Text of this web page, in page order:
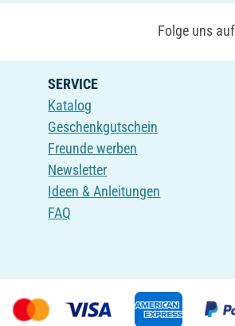
Folge uns
SERVICE
Katalog
Geschenkgutschein
Freunde werben
Newsletter
Ideen & Anleitungen
FAQ